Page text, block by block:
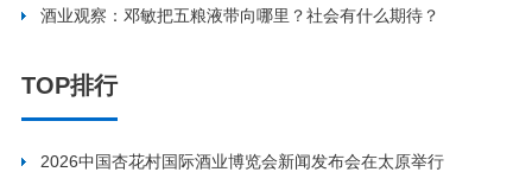
酒业观察：邓敏把五粮液带向哪里？社会有什么期待？
TOP排行
2026中国杏花村国际酒业博览会新闻发布会在太原举行